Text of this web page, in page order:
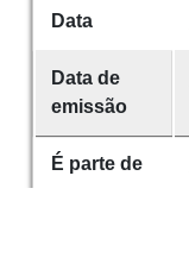
Data
Data de
emissão
É parte de